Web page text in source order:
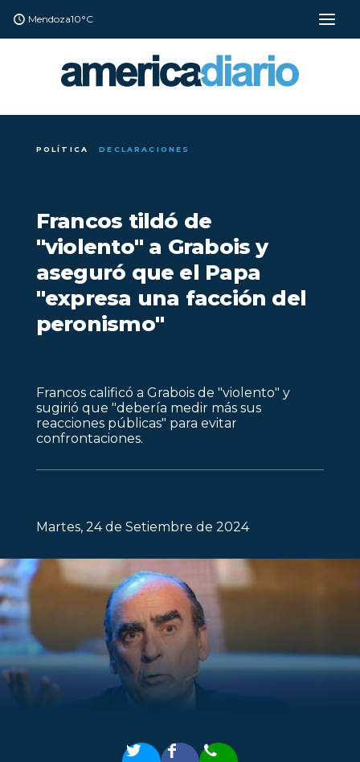
Mendoza10°C
POLÍTICA DECLARACIONES
Francos tildó de
"violento" a Grabois y
aseguró que el Papa
"expresa una facción del
peronismo"
Francos calificó a Grabois de "violento" y
sugirió que "debería medir más sus
reacciones públicas" para evitar
confrontaciones.
Martes, 24 de Setiembre de 2024